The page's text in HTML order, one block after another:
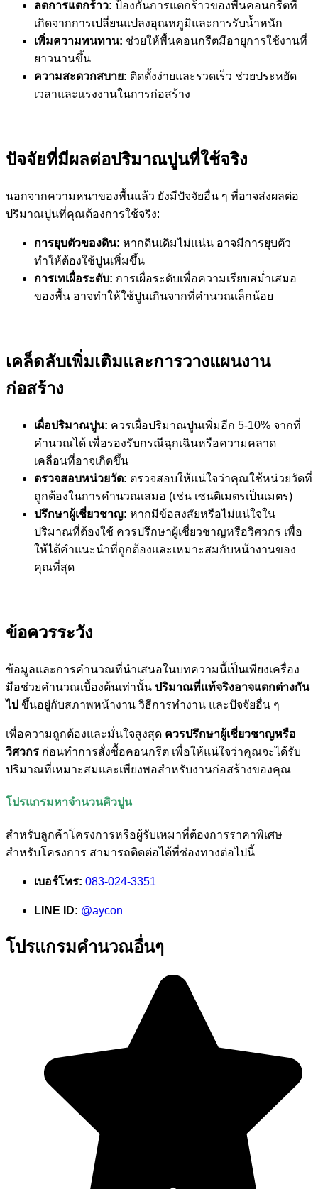
ลดการแตกร้าว: ป้องกันการแตกร้าวของพื้นคอนกรีตที่
เกิดจากการเปลี่ยนแปลงอุณหภูมิและการรับน้ำหนัก
เพิ่มความทนทาน: ช่วยให้พื้นคอนกรีตมีอายุการใช้งานที่
ยาวนานขึ้น
ความสะดวกสบาย: ติดตั้งง่ายและรวดเร็ว ช่วยประหยัด
เวลาและแรงงานในการก่อสร้าง
ปัจจัยที่มีผลต่อปริมาณปูนที่ใช้จริง
นอกจากความหนาของพื้นแล้ว ยังมีปัจจัยอื่น ๆ ที่อาจส่งผลต่อ
ปริมาณปูนที่คุณต้องการใช้จริง:
การยุบตัวของดิน: หากดินเดิมไม่แน่น อาจมีการยุบตัว
ทำให้ต้องใช้ปูนเพิ่มขึ้น
การเทเผื่อระดับ: การเผื่อระดับเพื่อความเรียบสม่ำเสมอ
ของพื้น อาจทำให้ใช้ปูนเกินจากที่คำนวณเล็กน้อย
เคล็ดลับเพิ่มเติมและการวางแผนงาน
ก่อสร้าง
เผื่อปริมาณปูน: ควรเผื่อปริมาณปูนเพิ่มอีก 5-10% จากที่
คำนวณได้ เพื่อรองรับกรณีฉุกเฉินหรือความคลาด
เคลื่อนที่อาจเกิดขึ้น
ตรวจสอบหน่วยวัด: ตรวจสอบให้แน่ใจว่าคุณใช้หน่วยวัดที่
ถูกต้องในการคำนวณเสมอ (เช่น เซนติเมตรเป็นเมตร)
ปรึกษาผู้เชี่ยวชาญ: หากมีข้อสงสัยหรือไม่แน่ใจใน
ปริมาณที่ต้องใช้ ควรปรึกษาผู้เชี่ยวชาญหรือวิศวกร เพื่อ
ให้ได้คำแนะนำที่ถูกต้องและเหมาะสมกับหน้างานของ
คุณที่สุด
ข้อควรระวัง
ข้อมูลและการคำนวณที่นำเสนอในบทความนี้เป็นเพียงเครื่อง
มือช่วยคำนวณเบื้องต้นเท่านั้น ปริมาณที่แท้จริงอาจแตกต่างกัน
ไป ขึ้นอยู่กับสภาพหน้างาน วิธีการทำงาน และปัจจัยอื่น ๆ
เพื่อความถูกต้องและมั่นใจสูงสุด ควรปรึกษาผู้เชี่ยวชาญหรือ
วิศวกร ก่อนทำการสั่งซื้อคอนกรีต เพื่อให้แน่ใจว่าคุณจะได้รับ
ปริมาณที่เหมาะสมและเพียงพอสำหรับงานก่อสร้างของคุณ
โปรแกรมหาจำนวนคิวปูน
สำหรับลูกค้าโครงการหรือผู้รับเหมาที่ต้องการราคาพิเศษ
สำหรับโครงการ สามารถติดต่อได้ที่ช่องทางต่อไปนี้
เบอร์โทร: 083-024-3351
LINE ID: @aycon
โปรแกรมคำนวณอื่นๆ